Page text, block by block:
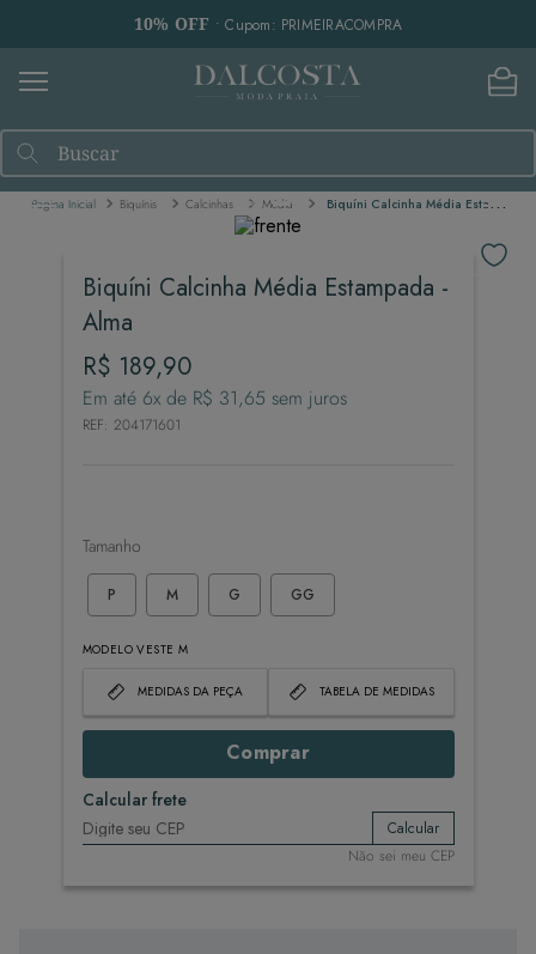
10% OFF • Cupom: PRIMEIRACOMPRA
Buscar
Biquínis Calcinhas Média Biquíni Calcinha Média Estampada - Alma
Biquíni Calcinha Média Estampada -
Alma
R$ 189,90
Em até 6x de R$ 31,65 sem juros
REF: 204171601
Tamanho
P M G GG
MODELO VESTE M
MEDIDAS DA PEÇA TABELA DE MEDIDAS
Comprar
Calcular frete
Calcular
Não sei meu CEP